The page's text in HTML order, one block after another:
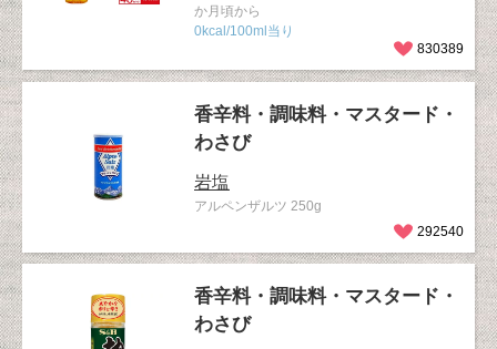
か月頃から
0kcal/100ml当り
830389
香辛料・調味料・マスタード・
わさび
岩塩
アルペンザルツ 250g
292540
香辛料・調味料・マスタード・
わさび